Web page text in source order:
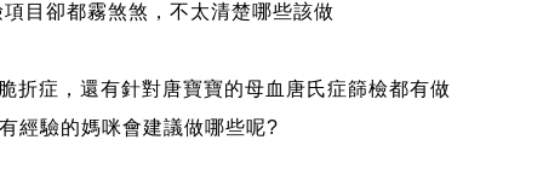
目卻都霧煞煞，不太清楚哪些該做
折症，還有針對唐寶寶的母血唐氏症篩檢都有做
經驗的媽咪會建議做哪些呢?